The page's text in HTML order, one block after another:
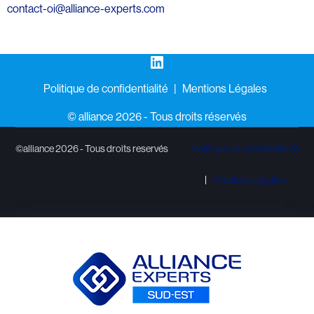
contact-oi@alliance-experts.com
LinkedIn
Politique de confidentialité
Mentions Légales
©️ alliance 2026 - Tous droits réservés
©alliance 2026 - Tous droits reservés Politique de confidentialité
Mentions Légales